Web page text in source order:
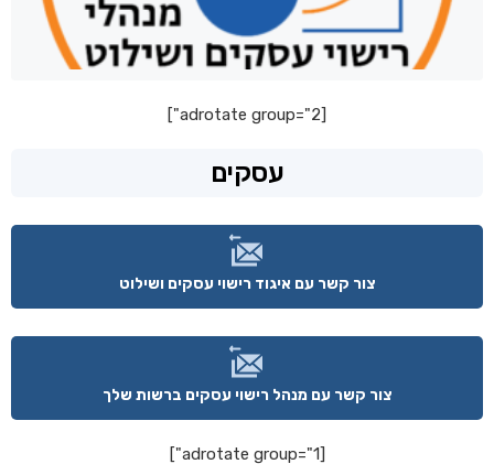
[adrotate group="2"]
עסקים
צור קשר עם איגוד רישוי עסקים ושילוט
צור קשר עם מנהל רישוי עסקים ברשות שלך
[adrotate group="1"]